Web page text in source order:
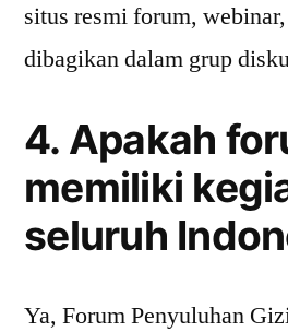
situs resmi forum,
dibagikan dalam grup
4. Apakah
memiliki
seluruh
Ya, Forum Penyuluhan